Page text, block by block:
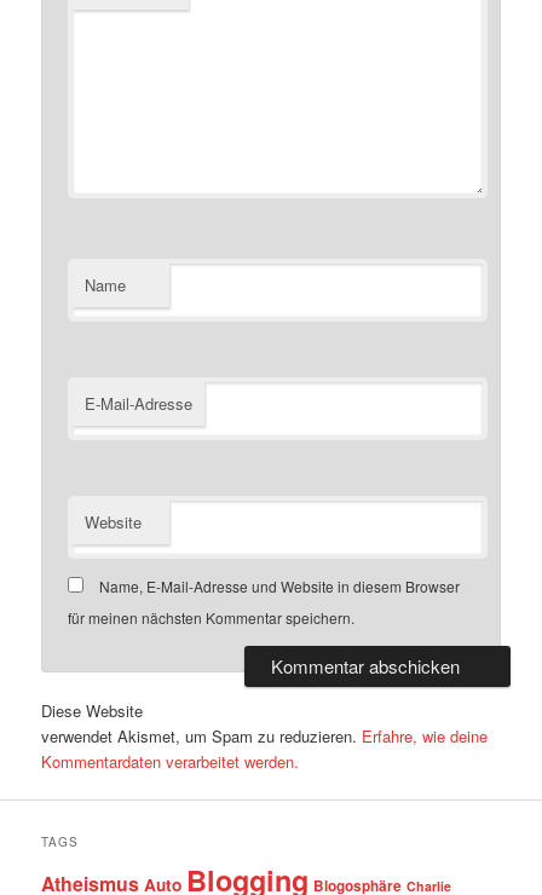
Name
E-Mail-Adresse
Website
Name, E-Mail-Adresse und Website in diesem Browser
für meinen nächsten Kommentar speichern.
Diese Website
verwendet Akismet, um Spam zu reduzieren. Erfahre, wie deine
Kommentardaten verarbeitet werden.
TAGS
Atheismus Auto Blogging Blogosphäre Charlie